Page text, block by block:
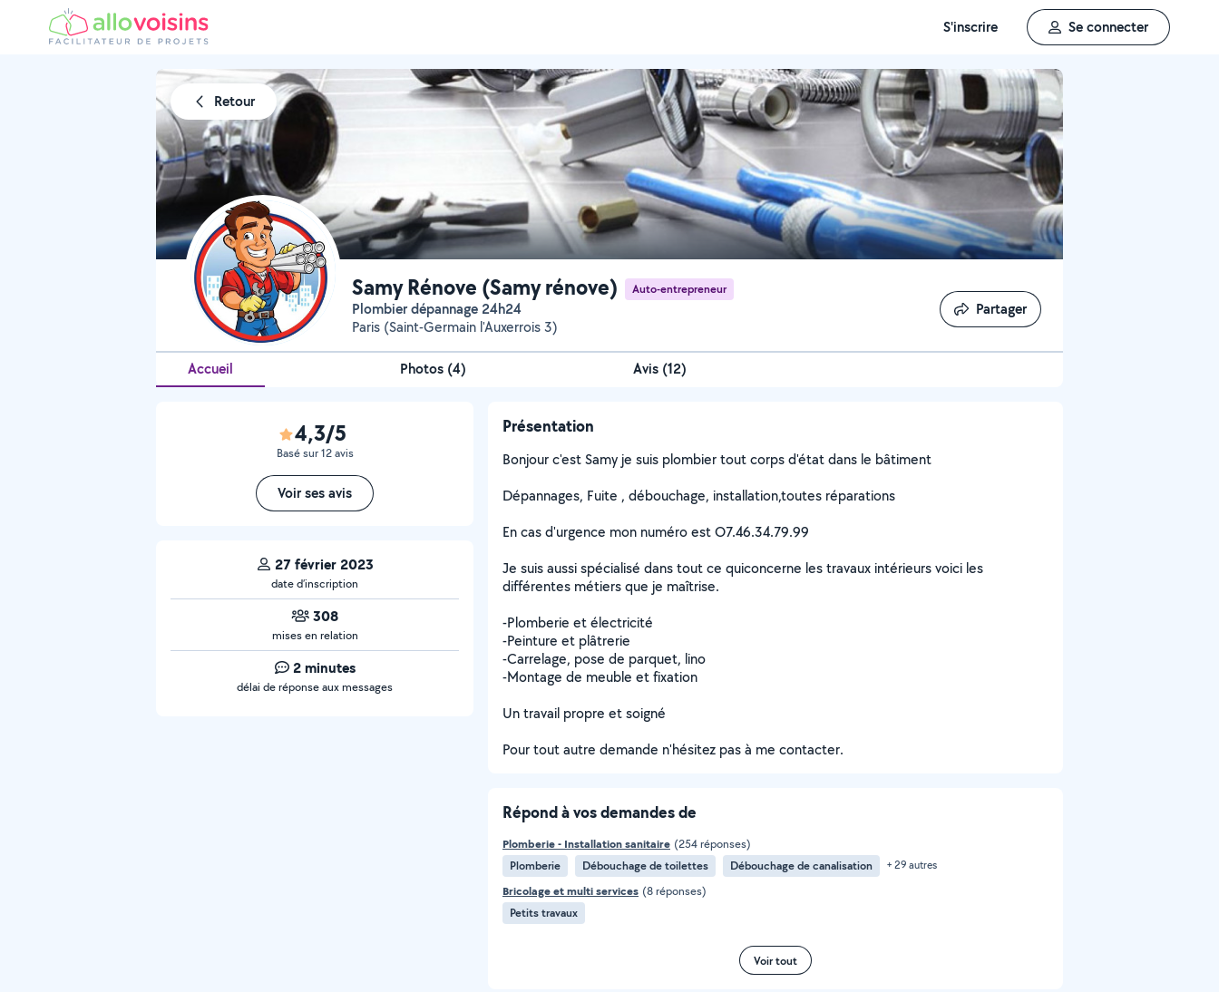
S'inscrire Se connecter
Retour
Samy Rénove (Samy rénove) Auto-entrepreneur
Plombier dépannage 24h24
Paris (Saint-Germain l'Auxerrois 3)
Partager
Partager
Accueil Photos (4) Avis (12)
4,3/5
Basé sur 12 avis
Voir ses avis
27 février 2023
date d’inscription
308
mises en relation
2 minutes
délai de réponse aux messages
Présentation
Bonjour c'est Samy je suis plombier tout corps d'état dans le bâtiment
Dépannages, Fuite , débouchage, installation,toutes réparations
En cas d'urgence mon numéro est O7.46.34.79.99
Je suis aussi spécialisé dans tout ce quiconcerne les travaux intérieurs voici les
différentes métiers que je maîtrise.
-Plomberie et électricité
-Peinture et plâtrerie
-Carrelage, pose de parquet, lino
-Montage de meuble et fixation
Un travail propre et soigné
Pour tout autre demande n'hésitez pas à me contacter.
Répond à vos demandes de
Plomberie - Installation sanitaire (254 réponses)
Plomberie
Débouchage de toilettes Débouchage de canalisation + 29 autres
Bricolage et multi services (8 réponses)
Petits travaux
Voir tout